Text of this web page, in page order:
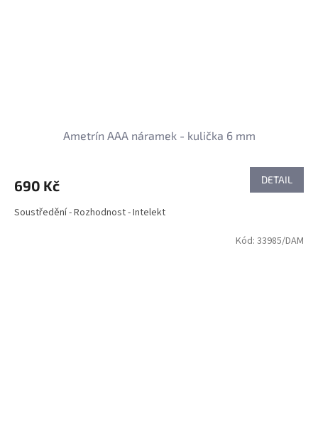
Ametrín AAA náramek - kulička 6 mm
690 Kč DETAIL
Soustředění - Rozhodnost - Intelekt
Kód: 33985/DAM